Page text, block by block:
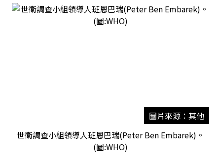
圖片來源：其他
世衛調查小組領導人班恩巴瑞(Peter Ben Embarek)。
(圖:WHO)